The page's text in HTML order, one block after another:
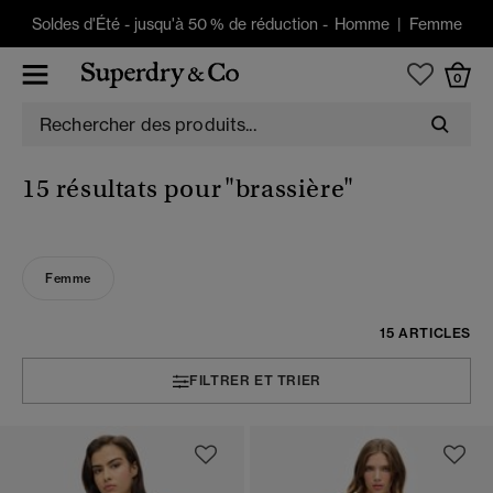
Soldes d'Été -jusqu'à 50 % de réduction - Homme| Femme
0
15 résultats pour"brassière"
Femme
15 ARTICLES
FILTRER ET TRIER